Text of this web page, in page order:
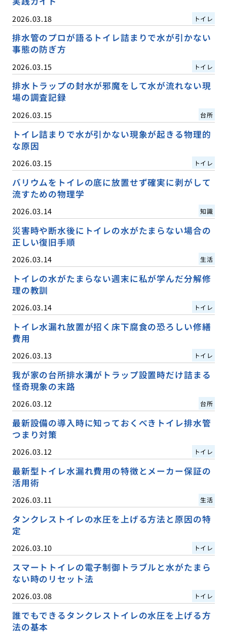
2026.03.18 トイレ
排水管のプロが語るトイレ詰まりで水が引かない
事態の防ぎ方
2026.03.15 トイレ
排水トラップの封水が邪魔をして水が流れない現
場の調査記録
2026.03.15 台所
トイレ詰まりで水が引かない現象が起きる物理的
な原因
2026.03.15 トイレ
バリウムをトイレの底に放置せず確実に剥がして
流すための物理学
2026.03.14 知識
災害時や断水後にトイレの水がたまらない場合の
正しい復旧手順
2026.03.14 生活
トイレの水がたまらない週末に私が学んだ分解修
理の教訓
2026.03.14 トイレ
トイレ水漏れ放置が招く床下腐食の恐ろしい修繕
費用
2026.03.13 トイレ
我が家の台所排水溝がトラップ設置時だけ詰まる
怪奇現象の末路
2026.03.12 台所
最新設備の導入時に知っておくべきトイレ排水管
つまり対策
2026.03.12 トイレ
最新型トイレ水漏れ費用の特徴とメーカー保証の
活用術
2026.03.11 生活
タンクレストイレの水圧を上げる方法と原因の特
定
2026.03.10 トイレ
スマートトイレの電子制御トラブルと水がたまら
ない時のリセット法
2026.03.08 トイレ
誰でもできるタンクレストイレの水圧を上げる方
法の基本